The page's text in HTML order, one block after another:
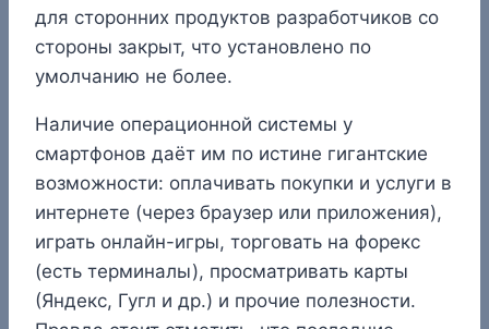
для сторонних продуктов разработчиков со
стороны закрыт, что установлено по
умолчанию не более.
Наличие операционной системы у
смартфонов даёт им по истине гигантские
возможности: оплачивать покупки и услуги в
интернете (через браузер или приложения),
играть онлайн-игры, торговать на форекс
(есть терминалы), просматривать карты
(Яндекс, Гугл и др.) и прочие полезности.